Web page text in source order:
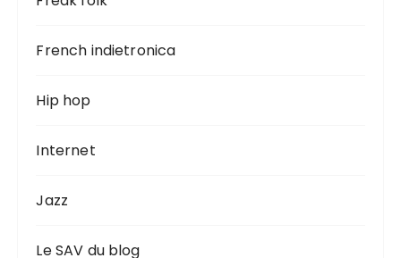
French indietronica
Hip hop
Internet
Jazz
Le SAV du blog